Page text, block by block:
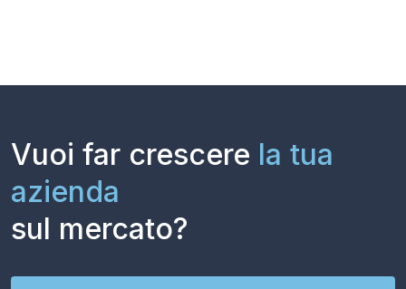
Vuoi far crescere la tua
azienda
sul mercato?